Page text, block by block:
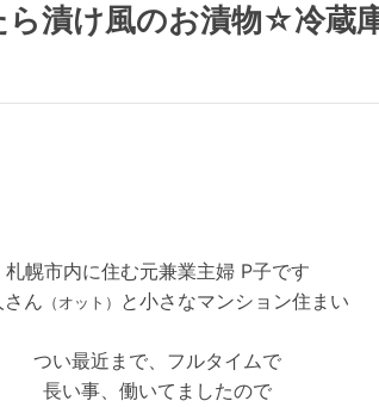
ら漬け風のお漬物☆冷蔵
札幌市内に住む元兼業主婦 P子です
ん （オット） と小さなマンション住まい
つい最近まで、フルタイムで
長い事、働いてましたので